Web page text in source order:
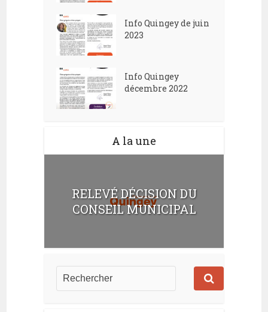
Info Quingey de juin
2023
Info Quingey
décembre 2022
A la une
RELEVÉ DÉCISION DU
CONSEIL MUNICIPAL